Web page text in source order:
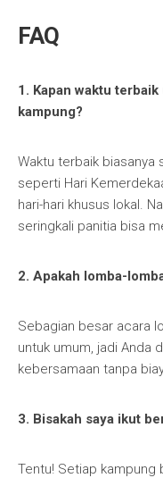
FAQ
1. Kapan waktu
kampung?
Waktu terbaik biasanya
seperti Hari
hari-hari khusus lokal.
seringkali panitia bisa
2. Apakah lomba-
Sebagian besar acara
untuk umum, jadi Anda
kebersamaan tanpa
3. Bisakah saya ikut
Tentu! Setiap kampung